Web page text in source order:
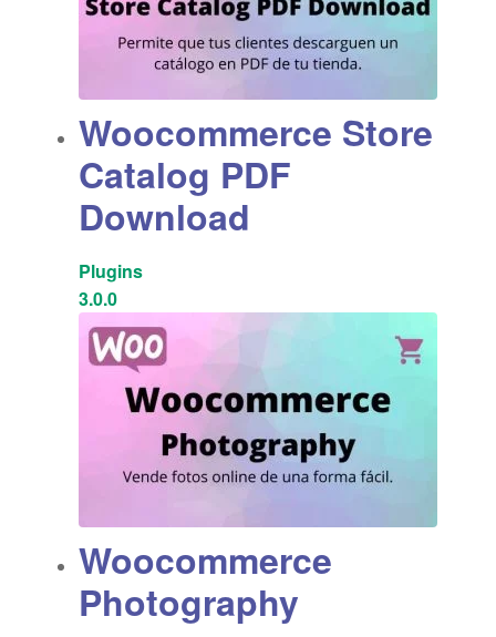
Woocommerce Store
Catalog PDF
Download
Plugins
3.0.0
Woocommerce
Photography